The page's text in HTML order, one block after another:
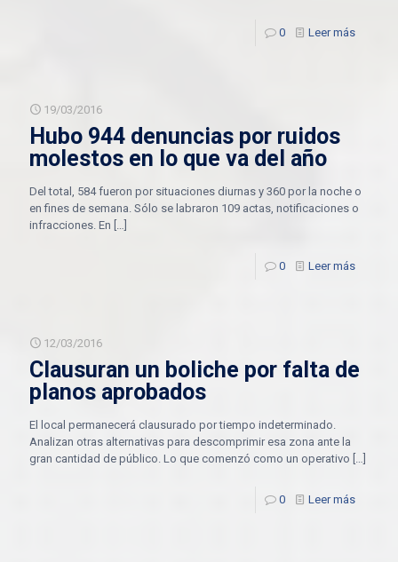
0 Leer más
19/03/2016
Hubo 944 denuncias por ruidos
molestos en lo que va del año
Del total, 584 fueron por situaciones diurnas y 360 por la noche o
en fines de semana. Sólo se labraron 109 actas, notificaciones o
infracciones. En […]
0 Leer más
12/03/2016
Clausuran un boliche por falta de
planos aprobados
El local permanecerá clausurado por tiempo indeterminado.
Analizan otras alternativas para descomprimir esa zona ante la
gran cantidad de público. Lo que comenzó como un operativo […]
0 Leer más